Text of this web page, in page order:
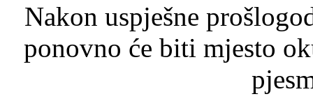
Nakon uspješne
ponovno će biti mjesto